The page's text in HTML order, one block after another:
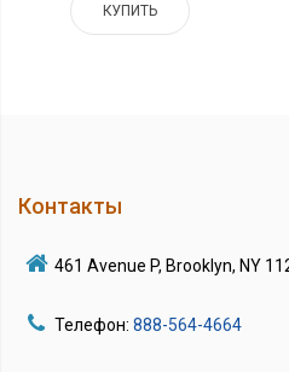
КУПИТЬ
Контакты
461 Avenue P, Brooklyn, NY
Телефон: 888-564-4664